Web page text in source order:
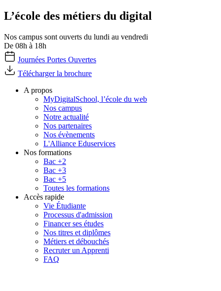
L’école des métiers du digital
Nos campus sont ouverts du lundi au vendredi
De 08h à 18h
Journées Portes Ouvertes
Télécharger la brochure
A propos
MyDigitalSchool, l’école du web
Nos campus
Notre actualité
Nos partenaires
Nos évènements
L'Alliance Eduservices
Nos formations
Bac +2
Bac +3
Bac +5
Toutes les formations
Accès rapide
Vie Étudiante
Processus d'admission
Financer ses études
Nos titres et diplômes
Métiers et débouchés
Recruter un Apprenti
FAQ